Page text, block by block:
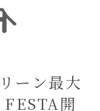
ーン最大
開